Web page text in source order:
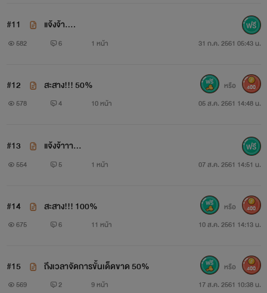
#11 แจ้งจ้า....
582 6 1 หน้า 31 ก.ค. 2561 05:43 น.
#12 สะสาง!!! 50%
578 4 10 หน้า 05 ส.ค. 2561 14:48 น.
หรือ 400
#13 แจ้งจ้าาา...
554 5 1 หน้า 07 ส.ค. 2561 14:51 น.
#14 สะสาง!!! 100%
675 6 11 หน้า 10 ส.ค. 2561 14:13 น.
หรือ 400
#15 ถึงเวลาจัดการขั้นเด็ดขาด 50%
569 2 9 หน้า 17 ส.ค. 2561 10:38 น.
หรือ 400